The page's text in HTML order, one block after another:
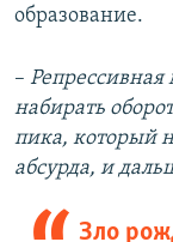
образование.
–​
набирать
пика, который
абсурда, и
Зло